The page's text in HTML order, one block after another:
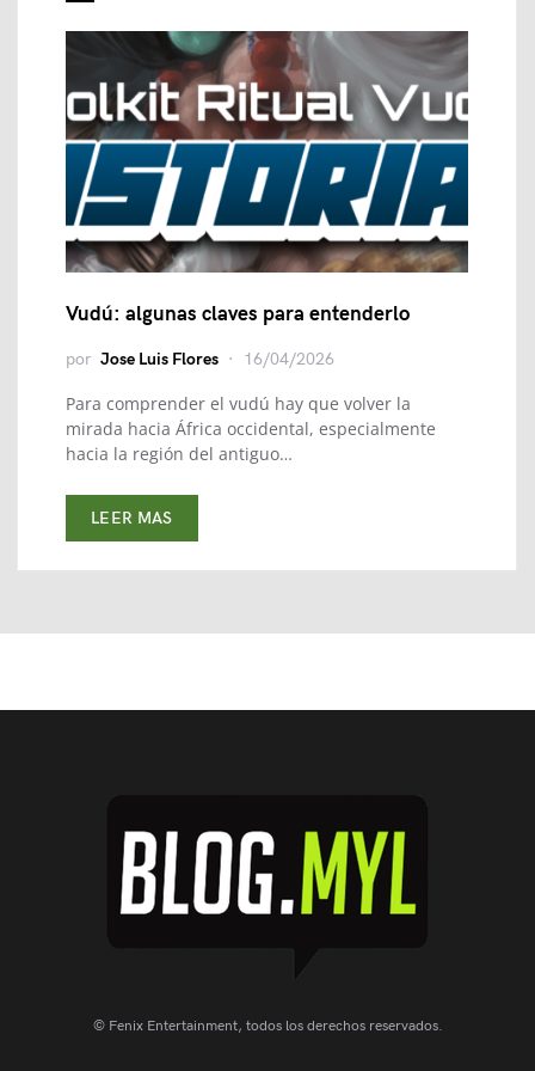
Vudú: algunas claves para entenderlo
por Jose Luis Flores 16/04/2026
Para comprender el vudú hay que volver la
mirada hacia África occidental, especialmente
hacia la región del antiguo…
LEER MAS
© Fenix Entertainment, todos los derechos reservados.